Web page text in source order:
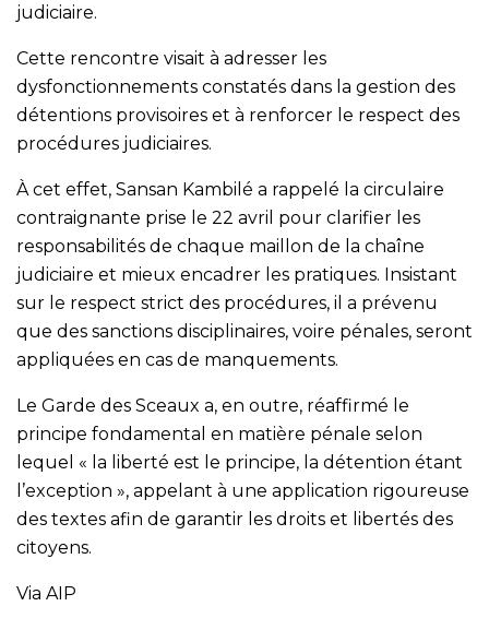
judiciaire.
Cette rencontre visait à adresser les
dysfonctionnements constatés dans la gestion des
détentions provisoires et à renforcer le respect des
procédures judiciaires.
À cet effet, Sansan Kambilé a rappelé la circulaire
contraignante prise le 22 avril pour clarifier les
responsabilités de chaque maillon de la chaîne
judiciaire et mieux encadrer les pratiques. Insistant
sur le respect strict des procédures, il a prévenu
que des sanctions disciplinaires, voire pénales, seront
appliquées en cas de manquements.
Le Garde des Sceaux a, en outre, réaffirmé le
principe fondamental en matière pénale selon
lequel « la liberté est le principe, la détention étant
l’exception », appelant à une application rigoureuse
des textes afin de garantir les droits et libertés des
citoyens.
Via AIP